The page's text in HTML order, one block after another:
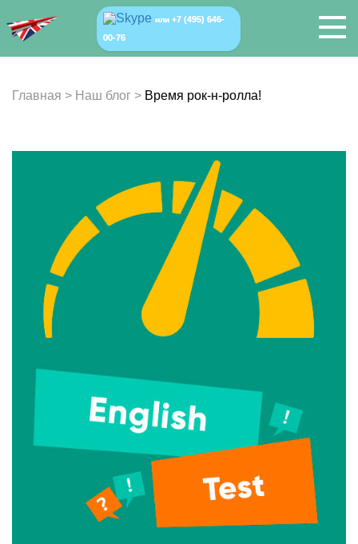
или +7 (495) 646-
00-76
Главная > Наш блог > Время рок-н-ролла!